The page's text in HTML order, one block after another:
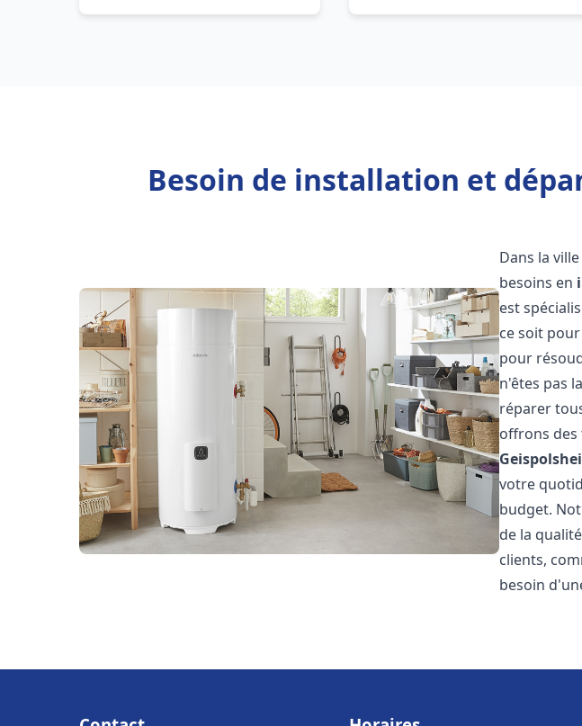
Besoin de installation et
Dans la
besoins en
est
ce soit
pour
n'êtes pas
réparer
offrons
votre
budget.
de la
clients,
besoin